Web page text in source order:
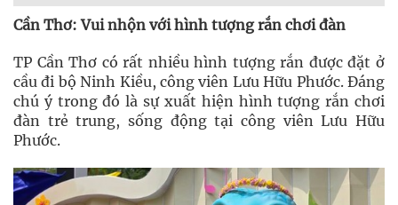
Cần Thơ: Vui nhộn với hình tượng rắn chơi đàn
TP Cần Thơ có rất nhiều hình tượng rắn được đặt ở
cầu đi bộ Ninh Kiều, công viên Lưu Hữu Phước. Đáng
chú ý trong đó là sự xuất hiện hình tượng rắn chơi
đàn trẻ trung, sống động tại công viên Lưu Hữu
Phước.